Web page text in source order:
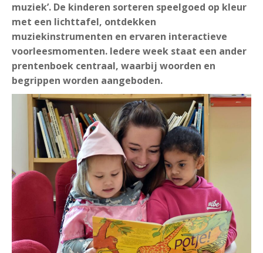
muziek’. De kinderen sorteren speelgoed op kleur
met een lichttafel, ontdekken
muziekinstrumenten en ervaren interactieve
voorleesmomenten. Iedere week staat een ander
prentenboek centraal, waarbij woorden en
begrippen worden aangeboden.